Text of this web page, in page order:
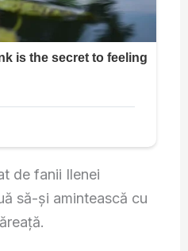
de fanii Ilenei
să-și amintească cu